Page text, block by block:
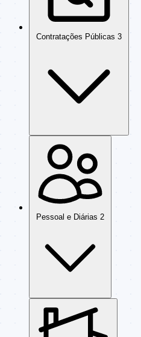
Contratações Públicas 3
Pessoal e Diárias 2